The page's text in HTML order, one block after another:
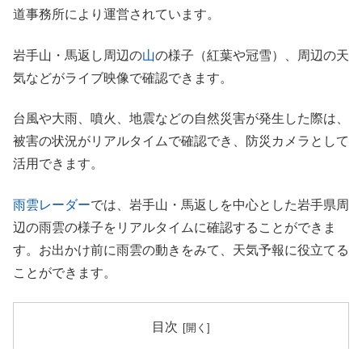
道事務所により運営されています。
岩手山・馬返し周辺の山の様子（紅葉や冠雪）、周辺の天
気などがライブ映像で確認できます。
台風や大雨、噴火、地震などの自然災害が発生した際は、
被害の状況がリアルタイムで確認でき、防災カメラとして
活用できます。
雨雲レーダーでは、岩手山・馬返しを中心とした岩手県周
辺の雨雲の様子をリアルタイムに確認することができま
す。お出かけ前に雨雲の動きをみて、天気予報に役立てる
ことができます。
目次